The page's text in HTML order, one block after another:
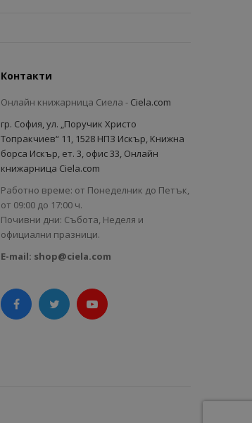
Контакти
Онлайн книжарница Сиела - Ciela.com
гр. София, ул. „Поручик Христо
Топракчиев“ 11, 1528 НПЗ Искър, Книжна
борса Искър, ет. 3, офис 33, Онлайн
книжарница Ciela.com
Работно време: от Понеделник до Петък,
от 09:00 до 17:00 ч.
Почивни дни: Събота, Неделя и
официални празници.
E-mail: shop@ciela.com